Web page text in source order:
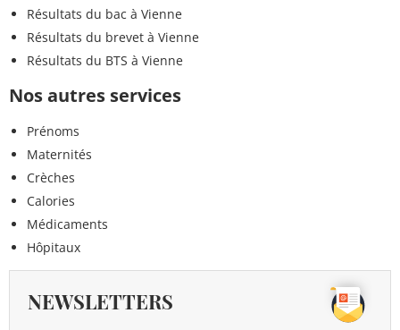
Résultats du bac à Vienne
Résultats du brevet à Vienne
Résultats du BTS à Vienne
Nos autres services
Prénoms
Maternités
Crèches
Calories
Médicaments
Hôpitaux
NEWSLETTERS